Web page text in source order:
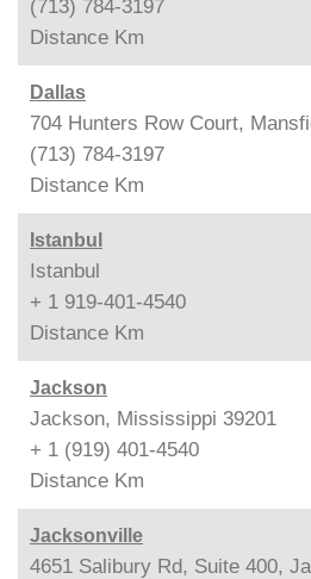
(713) 784-3197
Distance Km
Dallas
704 Hunters Row Court,
(713) 784-3197
Distance Km
Istanbul
Istanbul
+ 1 919-401-4540
Distance Km
Jackson
Jackson, Mississippi 39201
+ 1 (919) 401-4540
Distance Km
Jacksonville
4651 Salibury Rd, Suite 400,